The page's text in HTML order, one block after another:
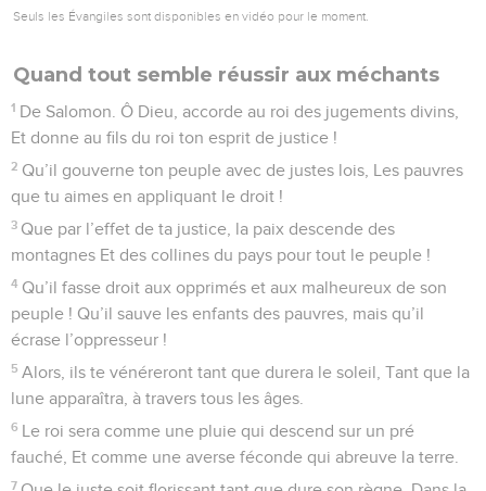
Seuls les Évangiles sont disponibles en vidéo pour le moment.
Quand tout semble réussir aux méchants
1 De Salomon. Ô Dieu, accorde au roi des jugements divins,
Et donne au fils du roi ton esprit de justice !
2 Qu’il gouverne ton peuple avec de justes lois, Les pauvres
que tu aimes en appliquant le droit !
3 Que par l’effet de ta justice, la paix descende des
montagnes Et des collines du pays pour tout le peuple !
4 Qu’il fasse droit aux opprimés et aux malheureux de son
peuple ! Qu’il sauve les enfants des pauvres, mais qu’il
écrase l’oppresseur !
5 Alors, ils te vénéreront tant que durera le soleil, Tant que la
lune apparaîtra, à travers tous les âges.
6 Le roi sera comme une pluie qui descend sur un pré
fauché, Et comme une averse féconde qui abreuve la terre.
7